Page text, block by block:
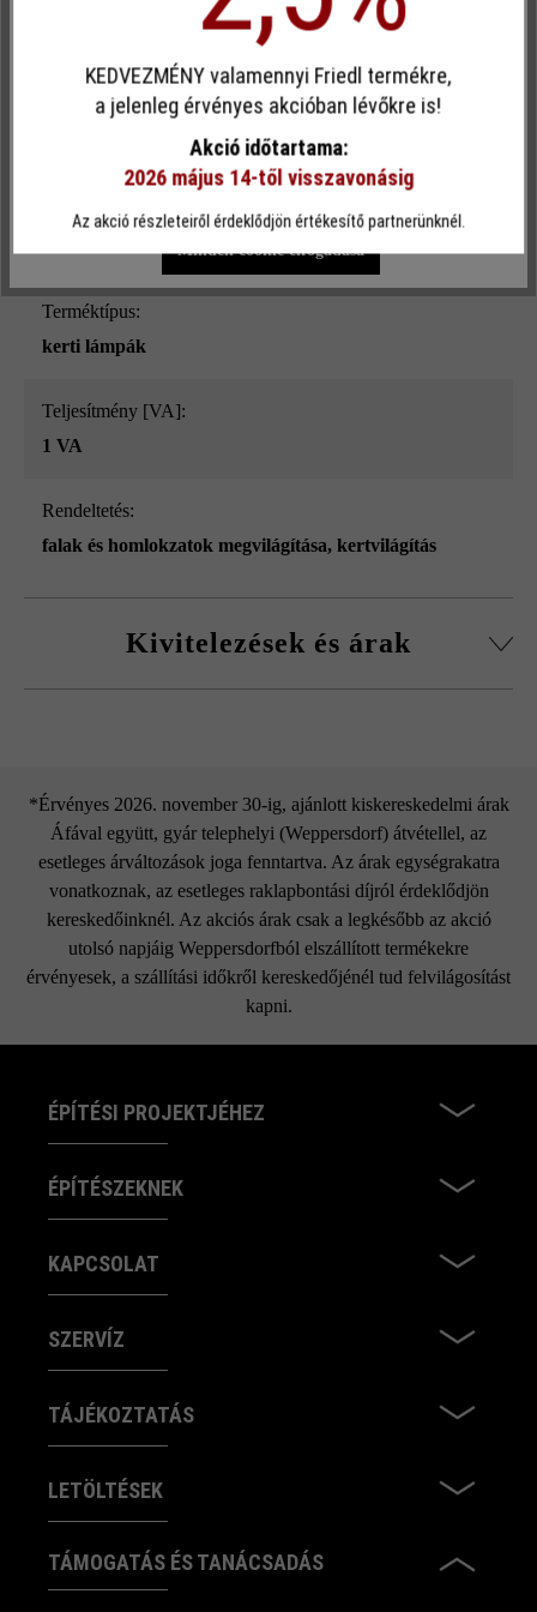
Teljesítmény [W]:
Terméktípus:
kerti lámpák
Teljesítmény [VA]:
1 VA
Rendeltetés:
falak és homlokzatok megvilágítása, kertvilágítás
Kivitelezések és árak
*Érvényes 2026. november 30-ig, ajánlott kiskereskedelmi árak
Áfával együtt, gyár telephelyi (Weppersdorf) átvétellel, az
esetleges árváltozások joga fenntartva. Az árak egységrakatra
vonatkoznak, az esetleges raklapbontási díjról érdeklődjön
kereskedőinknél. Az akciós árak csak a legkésőbb az akció
utolsó napjáig Weppersdorfból elszállított termékekre
érvényesek, a szállítási időkről kereskedőjénél tud felvilágosítást
kapni.
ÉPÍTÉSI PROJEKTJÉHEZ
ÉPÍTÉSZEKNEK
KAPCSOLAT
SZERVÍZ
TÁJÉKOZTATÁS
LETÖLTÉSEK
TÁMOGATÁS ÉS TANÁCSADÁS
Egyéni cookie elfogadása
Ez a webhely cookie-kat használ, hogy a lehető legjobb
funkcionalitást kínálja Önnek...További információ
Csak funkcionális cookie elfogadása
Minden cookie elfogadása
KEDVEZMÉNY valamennyi Friedl termékre,
a jelenleg érvényes akcióban lévőkre is!
Akció időtartama:
2026 május 14-től visszavonásig
Az akció részleteiről érdeklődjön értékesítő partnerünknél.